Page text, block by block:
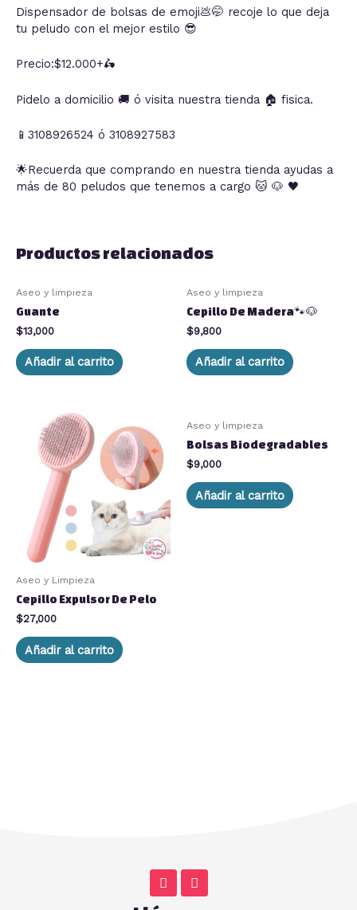
Dispensador de bolsas de emoji💩🤭 recoje lo que deja
tu peludo con el mejor estilo 😎
Precio:$12.000+🛵
Pidelo a domicilio 🚚 ó visita nuestra tienda 🏠 fisica.
📱3108926524 ó 3108927583
🌟Recuerda que comprando en nuestra tienda ayudas a
más de 80 peludos que tenemos a cargo 🐱 🐶 🖤
Productos relacionados
Aseo y limpieza
Guante
$13,000
Añadir al carrito
Aseo y limpieza
Cepillo De Madera🐾🐶
$9,800
Añadir al carrito
Aseo y Limpieza
Cepillo Expulsor De Pelo
$27,000
Añadir al carrito
Aseo y limpieza
Bolsas Biodegradables
$9,000
Añadir al carrito
F
a
I
n